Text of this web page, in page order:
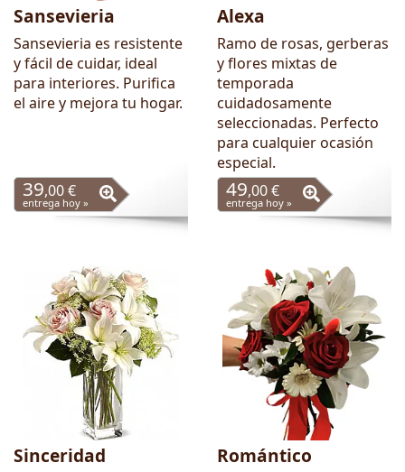
Sansevieria
Sansevieria es resistente
y fácil de cuidar, ideal
para interiores. Purifica
el aire y mejora tu hogar.
39,00 €
entrega hoy »
Alexa
Ramo de rosas, gerberas
y flores mixtas de
temporada
cuidadosamente
seleccionadas. Perfecto
para cualquier ocasión
especial.
49,00 €
entrega hoy »
Sinceridad Romántico